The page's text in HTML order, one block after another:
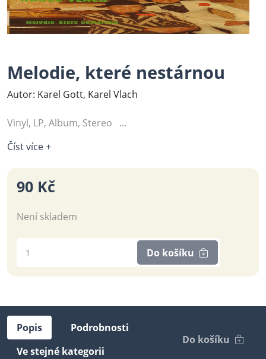
Melodie, které nestárnou
Autor: Karel Gott, Karel Vlach
Vinyl, LP, Album, Stereo ...
Číst více +
90 Kč
Není skladem
Do košíku
Popis
Podrobnosti
Ve stejné kategorii
Do košíku